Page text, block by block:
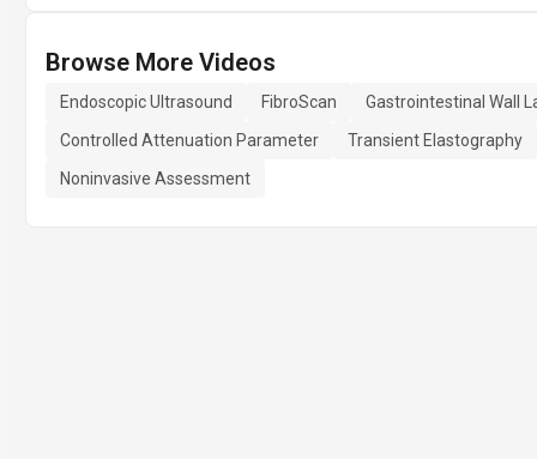
Browse More Videos
Endoscopic Ultrasound FibroScan
Gastrointestinal Wall
Controlled Attenuation Parameter
Transient Elastography
Noninvasive Assessment